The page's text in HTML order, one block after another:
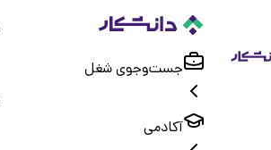
جست‌و‌جوی شغل
آکادمی